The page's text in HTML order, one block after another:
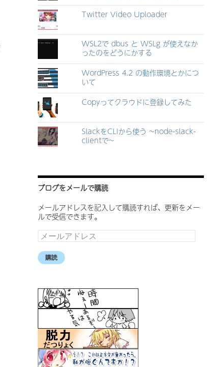
Twitter Video Uploader
WSL2で dbus と WSLg が使えなか
ったのをどうにかする
WordPress 4.2 の動作環境とかにつ
いて
Copyってクラウドに登録してみた
SlackをCLIから使う ~node-slack-
clientで~
ブログをメールで購読
メールアドレスを記入して購読すれば、更新をメー
ルで受信できます。
メ
ー
ル
ア
ス
購読